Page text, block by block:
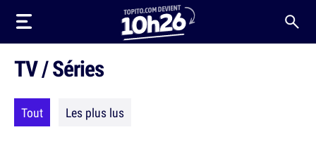
TV / Séries
Tout Les plus lus